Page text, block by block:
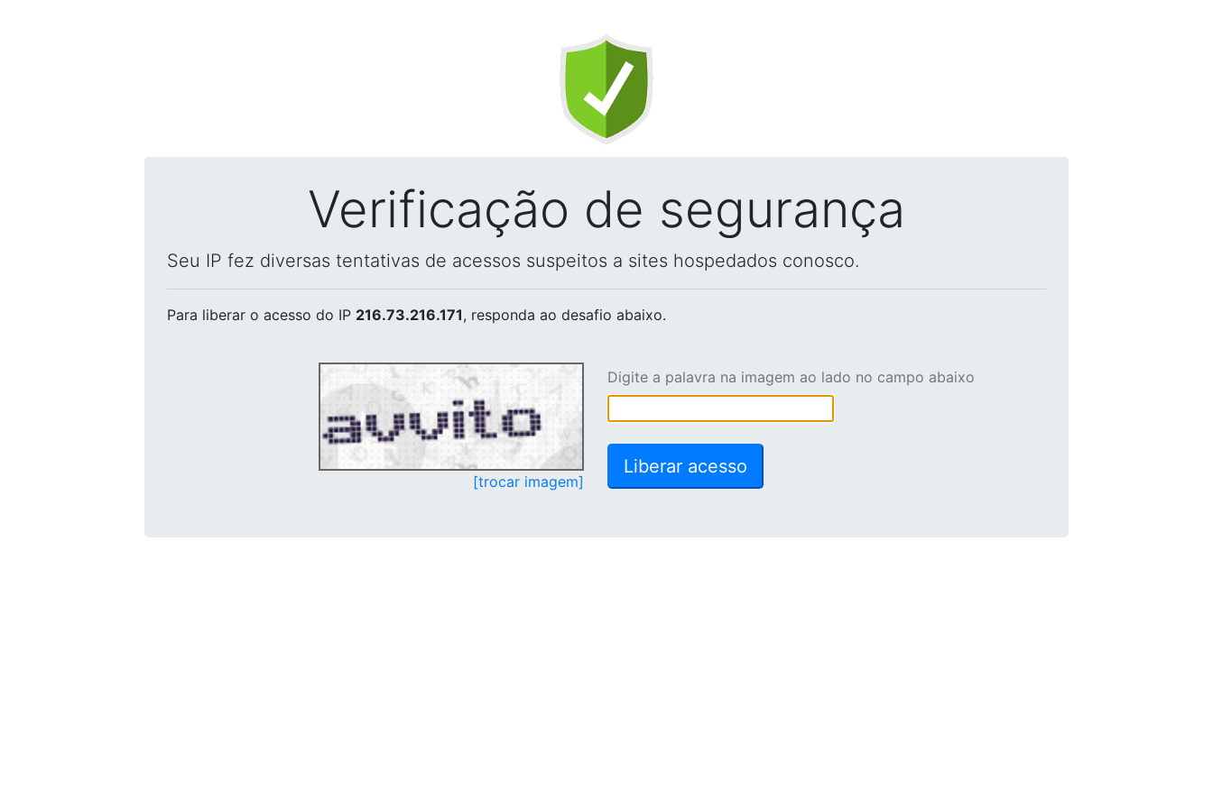
Verificação de segurança
Seu IP fez diversas tentativas de acessos suspeitos a sites hospedados conosco.
Para liberar o acesso do IP 216.73.216.171, responda ao desafio abaixo.
[trocar imagem]
Digite a palavra na imagem ao lado no campo abaixo